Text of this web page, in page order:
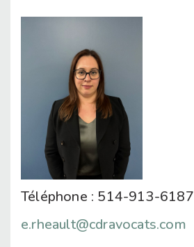
Téléphone : 514-913-6187
e.rheault@cdravocats.com